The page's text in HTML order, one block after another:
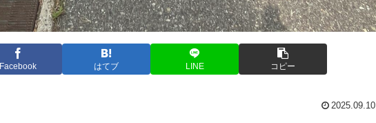
Facebook はてブ LINE コピー
2025.09.10